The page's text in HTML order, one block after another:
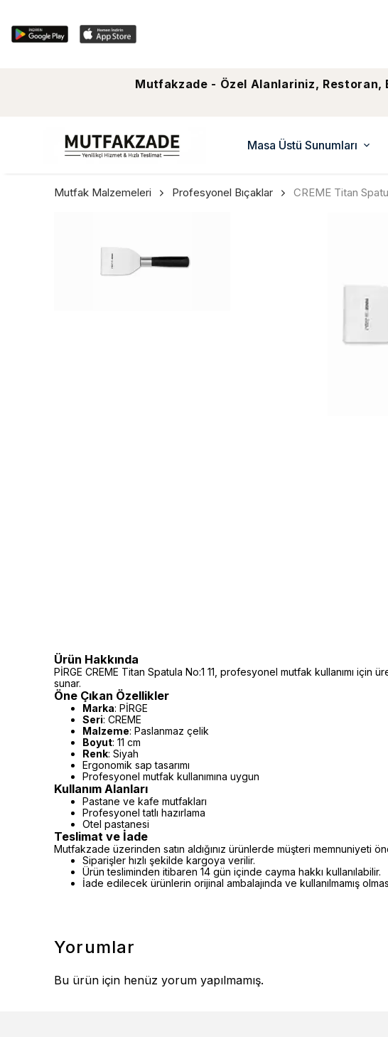
Mutfakzade - Özel Alanlariniz,
Masa Üstü Sunumları
Mutfak Malzemeleri Profesyonel Bıçaklar CREME Titan
Ürün Hakkında
PİRGE CREME Titan Spatula No:1 11, profesyonel mutfak kullanımı
sunar.
Öne Çıkan Özellikler
Marka: PİRGE
Seri: CREME
Malzeme: Paslanmaz çelik
Boyut: 11 cm
Renk: Siyah
Ergonomik sap tasarımı
Profesyonel mutfak kullanımına uygun
Kullanım Alanları
Pastane ve kafe mutfakları
Profesyonel tatlı hazırlama
Otel pastanesi
Teslimat ve İade
Mutfakzade üzerinden satın aldığınız ürünlerde müşteri memnuniyeti
Siparişler hızlı şekilde kargoya verilir.
Ürün tesliminden itibaren 14 gün içinde cayma hakkı kullanılabilir.
İade edilecek ürünlerin orijinal ambalajında ve kullanılmamış
Yorumlar
Bu ürün için henüz yorum yapılmamış.